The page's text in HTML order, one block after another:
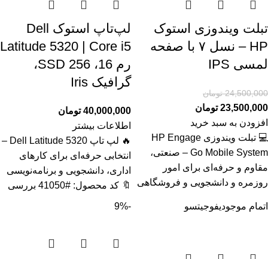
تبلت ویندوزی استوک
HP – نسل ۷ با صفحه
لمسی IPS
24,500,000 تومان
23,500,000 تومان
افزودن به سبد خرید
💻 تبلت ویندوزی HP Engage
Go Mobile System – صنعتی،
مقاوم و حرفه‌ای برای امور
روزمره و دانشجویی و فروشگاهی
لپ‌تاپ استوک Dell
Latitude 5320 | Core i5
رم 16، SSD 256،
گرافیک Iris
40,000,000 تومان
اطلاعات بیشتر
🔥 لپ تاپ Dell Latitude 5320 –
انتخابی حرفه‌ای برای کارهای
اداری، دانشجویی و برنامه‌نویسی
🔖 کد محصول: #41050 بررسی
اتمام موجودیفوجیتسو -9%